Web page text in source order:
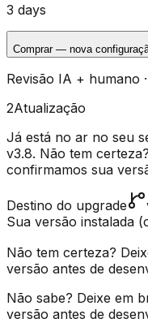
3 days
Comprar — nova
Revisão IA + humano
2Atualização
Já está no ar no seu
v3.8. Não tem
confirmamos sua
Destino do upgrade
Sua versão instalada
Não tem certeza?
versão antes de
Não sabe? Deixe em
versão antes de